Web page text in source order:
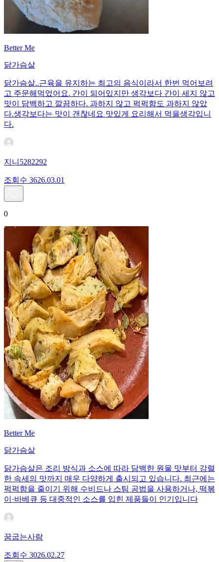
Better Me
닭가슴살
닭가슴살..근육을 유지하는 최고의 음식이라서 한번 먹어보려
고 주문해먹었어요. 간이 되어있지만 생각보다 간이 세지 않고
맛이 담백하고 깔끔하다. 과하지 않고 퍽퍽함도 과하지 않았
다.생각보다는 맛이 갠찮네요 맛있게 요리해서 먹을생각입니
다.
지니5282292
조회수 3626.03.01
0
Better Me
닭가슴살
닭가슴살은 조리 방식과 소스에 따라 담백한 원물 맛부터 강렬
한 속세의 맛까지 매우 다양하게 출시되고 있습니다. 최근에는
퍽퍽함을 줄이기 위해 수비드나 스팀 공법을 사용하거나, 떡볶
이·바베큐 등 대중적인 소스를 입힌 제품들이 인기입니다
꿈굽는사람
조회수 3026.02.27